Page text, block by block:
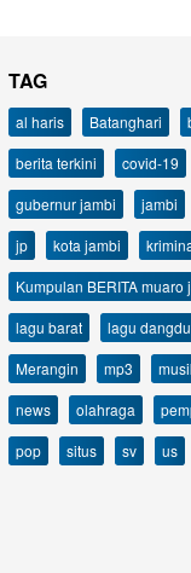
TAG
al haris Batanghari
berita terkini
covid-19
gubernur jambi
jambi
jp
kota jambi
Kumpulan BERITA muaro
lagu barat
lagu
Merangin
mp3
news
olahraga
pop
situs sv us